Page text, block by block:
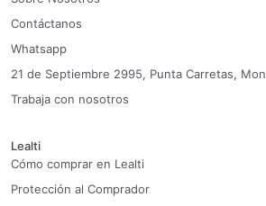
Contáctanos
Whatsapp
21 de Septiembre 2995, Punta Carretas,
Trabaja con nosotros
Lealti
Cómo comprar en Lealti
Protección al Comprador